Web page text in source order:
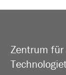
Zentrum für